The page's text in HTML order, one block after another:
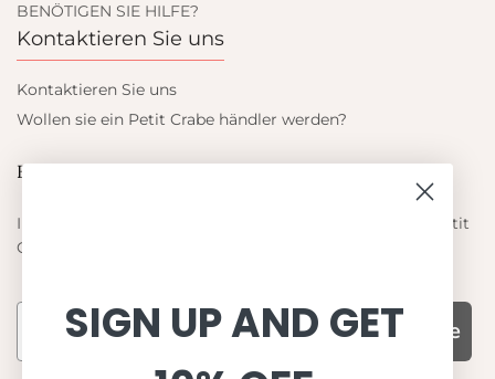
BENÖTIGEN SIE HILFE?
Kontaktieren Sie uns
Kontaktieren Sie uns
Wollen sie ein Petit Crabe händler werden?
Blieb auf dem laufenden
Informieren Sie sich über die neuesten Angebote von Petit
Crabe
Subscribe
SIGN UP AND GET